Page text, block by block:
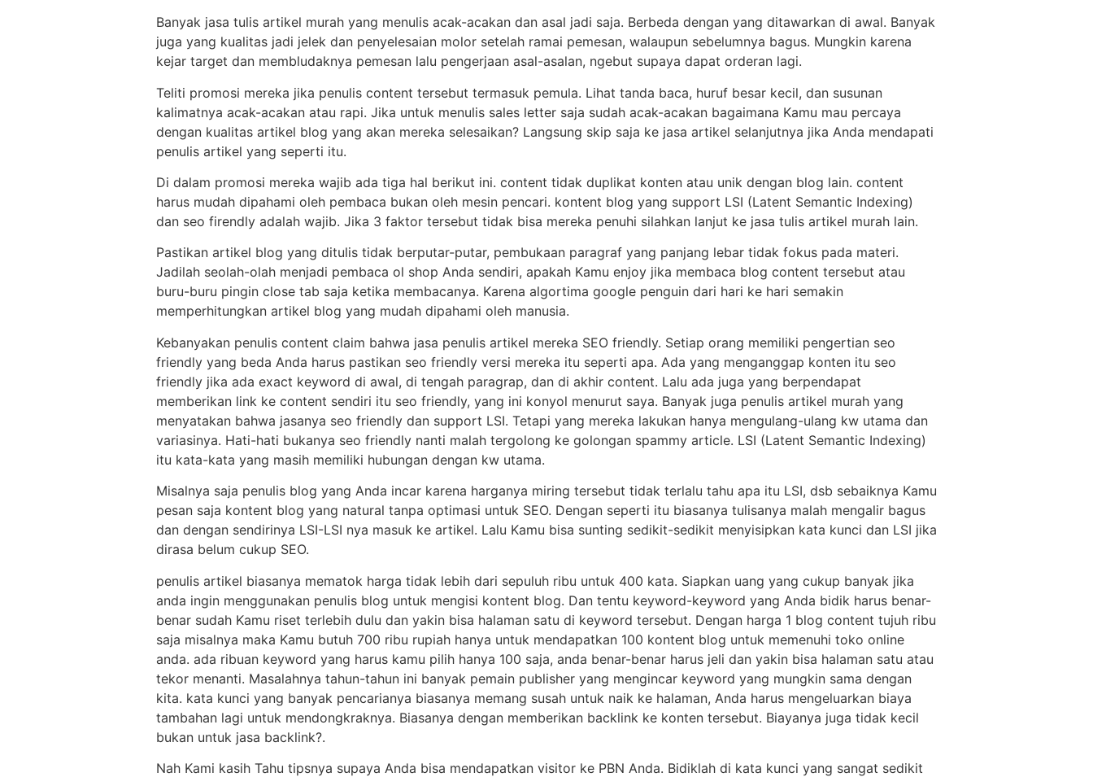
Banyak jasa tulis artikel murah yang menulis acak-acakan dan asal jadi saja. Berbeda dengan yang ditawarkan di awal. Banyak
juga yang kualitas jadi jelek dan penyelesaian molor setelah ramai pemesan, walaupun sebelumnya bagus. Mungkin karena
kejar target dan membludaknya pemesan lalu pengerjaan asal-asalan, ngebut supaya dapat orderan lagi.
Teliti promosi mereka jika penulis content tersebut termasuk pemula. Lihat tanda baca, huruf besar kecil, dan susunan
kalimatnya acak-acakan atau rapi. Jika untuk menulis sales letter saja sudah acak-acakan bagaimana Kamu mau percaya
dengan kualitas artikel blog yang akan mereka selesaikan? Langsung skip saja ke jasa artikel selanjutnya jika Anda mendapati
penulis artikel yang seperti itu.
Di dalam promosi mereka wajib ada tiga hal berikut ini. content tidak duplikat konten atau unik dengan blog lain. content
harus mudah dipahami oleh pembaca bukan oleh mesin pencari. kontent blog yang support LSI (Latent Semantic Indexing)
dan seo firendly adalah wajib. Jika 3 faktor tersebut tidak bisa mereka penuhi silahkan lanjut ke jasa tulis artikel murah lain.
Pastikan artikel blog yang ditulis tidak berputar-putar, pembukaan paragraf yang panjang lebar tidak fokus pada materi.
Jadilah seolah-olah menjadi pembaca ol shop Anda sendiri, apakah Kamu enjoy jika membaca blog content tersebut atau
buru-buru pingin close tab saja ketika membacanya. Karena algortima google penguin dari hari ke hari semakin
memperhitungkan artikel blog yang mudah dipahami oleh manusia.
Kebanyakan penulis content claim bahwa jasa penulis artikel mereka SEO friendly. Setiap orang memiliki pengertian seo
friendly yang beda Anda harus pastikan seo friendly versi mereka itu seperti apa. Ada yang menganggap konten itu seo
friendly jika ada exact keyword di awal, di tengah paragrap, dan di akhir content. Lalu ada juga yang berpendapat
memberikan link ke content sendiri itu seo friendly, yang ini konyol menurut saya. Banyak juga penulis artikel murah yang
menyatakan bahwa jasanya seo friendly dan support LSI. Tetapi yang mereka lakukan hanya mengulang-ulang kw utama dan
variasinya. Hati-hati bukanya seo friendly nanti malah tergolong ke golongan spammy article. LSI (Latent Semantic Indexing)
itu kata-kata yang masih memiliki hubungan dengan kw utama.
Misalnya saja penulis blog yang Anda incar karena harganya miring tersebut tidak terlalu tahu apa itu LSI, dsb sebaiknya Kamu
pesan saja kontent blog yang natural tanpa optimasi untuk SEO. Dengan seperti itu biasanya tulisanya malah mengalir bagus
dan dengan sendirinya LSI-LSI nya masuk ke artikel. Lalu Kamu bisa sunting sedikit-sedikit menyisipkan kata kunci dan LSI jika
dirasa belum cukup SEO.
penulis artikel biasanya mematok harga tidak lebih dari sepuluh ribu untuk 400 kata. Siapkan uang yang cukup banyak jika
anda ingin menggunakan penulis blog untuk mengisi kontent blog. Dan tentu keyword-keyword yang Anda bidik harus benar-
benar sudah Kamu riset terlebih dulu dan yakin bisa halaman satu di keyword tersebut. Dengan harga 1 blog content tujuh ribu
saja misalnya maka Kamu butuh 700 ribu rupiah hanya untuk mendapatkan 100 kontent blog untuk memenuhi toko online
anda. ada ribuan keyword yang harus kamu pilih hanya 100 saja, anda benar-benar harus jeli dan yakin bisa halaman satu atau
tekor menanti. Masalahnya tahun-tahun ini banyak pemain publisher yang mengincar keyword yang mungkin sama dengan
kita. kata kunci yang banyak pencarianya biasanya memang susah untuk naik ke halaman, Anda harus mengeluarkan biaya
tambahan lagi untuk mendongkraknya. Biasanya dengan memberikan backlink ke konten tersebut. Biayanya juga tidak kecil
bukan untuk jasa backlink?.
Nah Kami kasih Tahu tipsnya supaya Anda bisa mendapatkan visitor ke PBN Anda. Bidiklah di kata kunci yang sangat sedikit